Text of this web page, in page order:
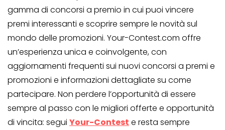
gamma di concorsi a premio in cui puoi vincere
premi interessanti e scoprire sempre le novità sul
mondo delle promozioni. Your-Contest.com offre
un’esperienza unica e coinvolgente, con
aggiornamenti frequenti sui nuovi concorsi a premi e
promozioni e informazioni dettagliate su come
partecipare. Non perdere l’opportunità di essere
sempre al passo con le migliori offerte e opportunità
di vincita: segui Your-Contest e resta sempre